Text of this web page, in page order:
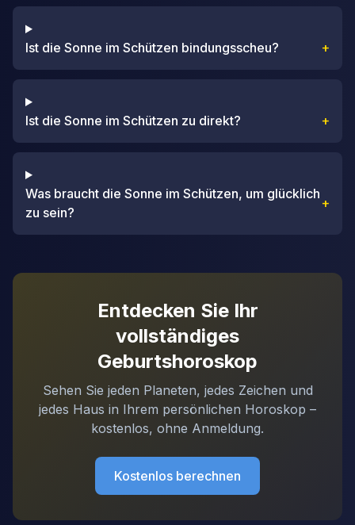
Ist die Sonne im Schützen bindungsscheu? +
Ist die Sonne im Schützen zu direkt? +
Was braucht die Sonne im Schützen, um glücklich
zu sein?
+
Entdecken Sie Ihr
vollständiges
Geburtshoroskop
Sehen Sie jeden Planeten, jedes Zeichen und
jedes Haus in Ihrem persönlichen Horoskop –
kostenlos, ohne Anmeldung.
Kostenlos berechnen